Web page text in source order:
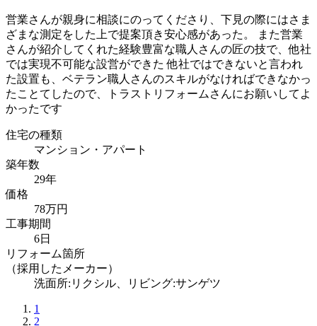
営業さんが親身に相談にのってくださり、下見の際にはさま
ざまな測定をした上で提案頂き安心感があった。 また営業
さんが紹介してくれた経験豊富な職人さんの匠の技で、他社
では実現不可能な設営ができた 他社ではできないと言われ
た設置も、ベテラン職人さんのスキルがなければできなかっ
たことてしたので、トラストリフォームさんにお願いしてよ
かったです
住宅の種類
マンション・アパート
築年数
29年
価格
78万円
工事期間
6日
リフォーム箇所
（採用したメーカー）
洗面所:リクシル、リビング:サンゲツ
1
2